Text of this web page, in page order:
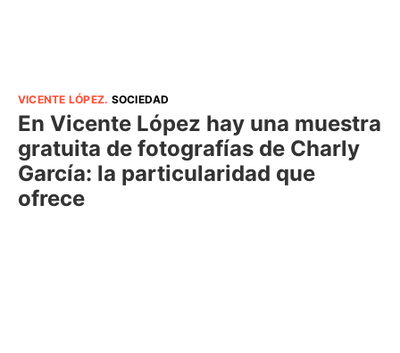
VICENTE LÓPEZ. SOCIEDAD
En Vicente López hay una muestra
gratuita de fotografías de Charly
García: la particularidad que
ofrece